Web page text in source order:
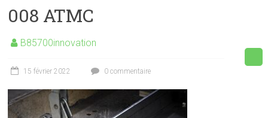
Construction
008 ATMC
B85700innovation
15 février 2022 0 commentaire